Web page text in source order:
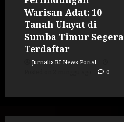
Warisan Adat: 10
Tanah Ulayat di
Sumba Timur Segera
Terdaftar
Jurnalis RI News Portal
0